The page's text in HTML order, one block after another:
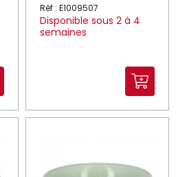
Réf : E1009507
Disponible sous 2 à 4
semaines